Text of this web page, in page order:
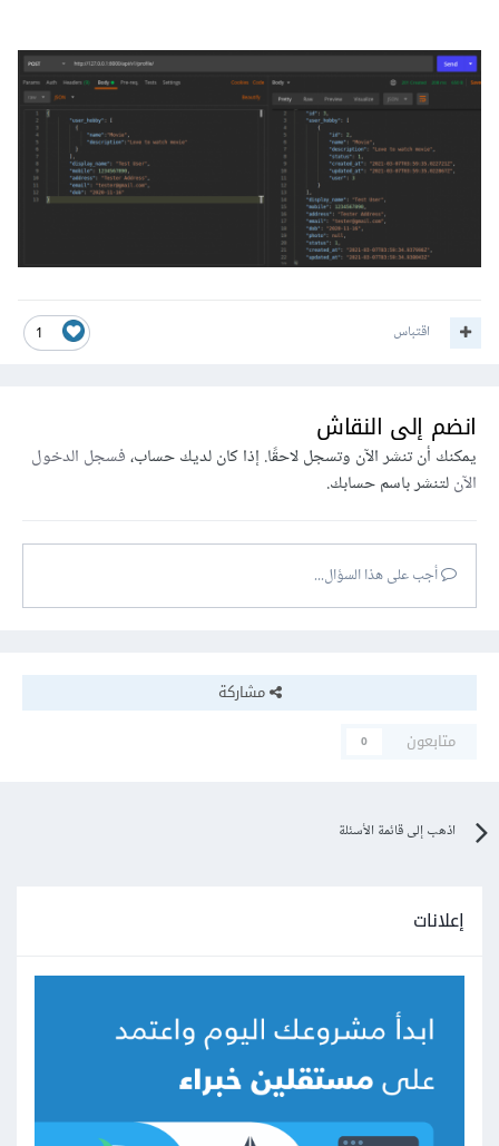
1 اقتباس
انضم إلى النقاش
يمكنك أن تنشر الآن وتسجل لاحقًا. إذا كان لديك حساب،فسجل الدخول
الآنلتنشر باسم حسابك.
أجب على هذا السؤال...
مشاركة
متابعون
0
اذهب إلى قائمة الأسئلة
إعلانات